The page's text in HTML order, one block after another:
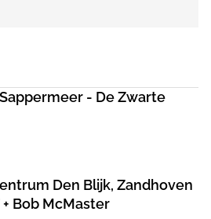
- De Zwarte
Den Blijk, Zandhoven
+ Bob McMaster